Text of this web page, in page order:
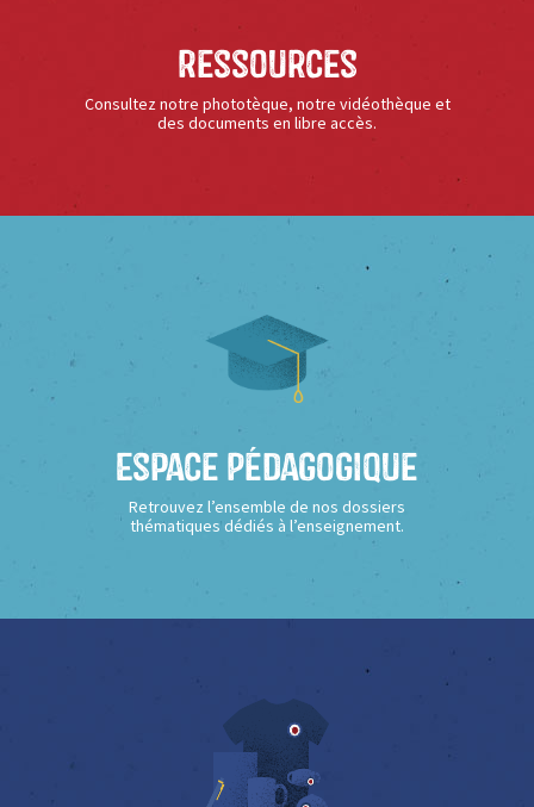
Ressources
Consultez notre phototèque, notre vidéothèque et
des documents en libre accès.
Espace Pédagogique
Retrouvez l’ensemble de nos dossiers
thématiques dédiés à l’enseignement.